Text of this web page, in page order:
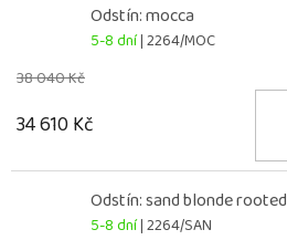
Odstín: mocca
5-8 dní| 2264/MOC
38 040 Kč
34 610 Kč
Odstín: sand blonde rooted
5-8 dní| 2264/SAN